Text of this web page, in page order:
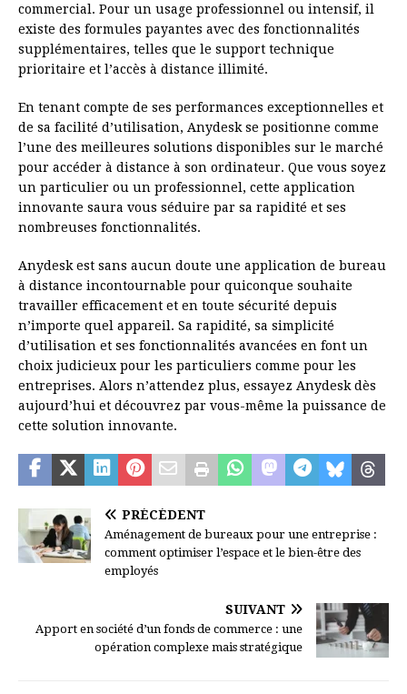
commercial. Pour un usage professionnel ou intensif, il
existe des formules payantes avec des fonctionnalités
supplémentaires, telles que le support technique
prioritaire et l’accès à distance illimité.
En tenant compte de ses performances exceptionnelles et
de sa facilité d’utilisation, Anydesk se positionne comme
l’une des meilleures solutions disponibles sur le marché
pour accéder à distance à son ordinateur. Que vous soyez
un particulier ou un professionnel, cette application
innovante saura vous séduire par sa rapidité et ses
nombreuses fonctionnalités.
Anydesk est sans aucun doute une application de bureau
à distance incontournable pour quiconque souhaite
travailler efficacement et en toute sécurité depuis
n’importe quel appareil. Sa rapidité, sa simplicité
d’utilisation et ses fonctionnalités avancées en font un
choix judicieux pour les particuliers comme pour les
entreprises. Alors n’attendez plus, essayez Anydesk dès
aujourd’hui et découvrez par vous-même la puissance de
cette solution innovante.
PRÉCÉDENT
Aménagement de bureaux pour une entreprise :
comment optimiser l’espace et le bien-être des
employés
SUIVANT
Apport en société d’un fonds de commerce : une
opération complexe mais stratégique